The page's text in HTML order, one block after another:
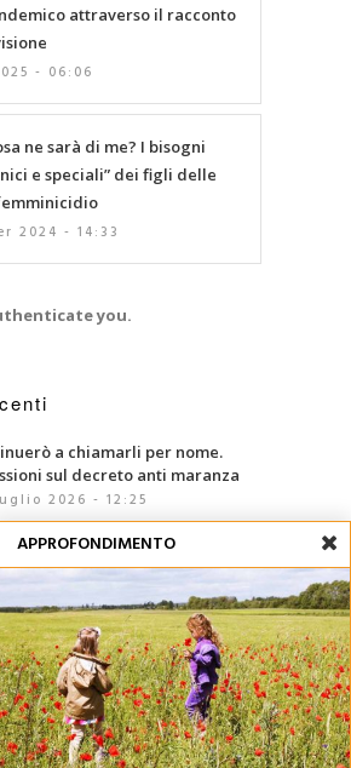
attraverso il racconto
- 06:06
ne sarà di me? I bisogni
e speciali” dei figli delle
2024 - 14:33
you.
a chiamarli per nome.
sul decreto anti maranza
2026 - 12:25
sono le competenze
2026 - 07:00
trentaquattro anni
le mafie che abbiamo davanti
2026 - 06:02
APPROFONDIMENTO